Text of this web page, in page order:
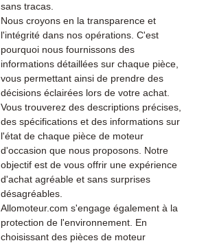
sans tracas.
Nous croyons en la transparence et
l'intégrité dans nos opérations. C'est
pourquoi nous fournissons des
informations détaillées sur chaque pièce,
vous permettant ainsi de prendre des
décisions éclairées lors de votre achat.
Vous trouverez des descriptions précises,
des spécifications et des informations sur
l'état de chaque pièce de moteur
d'occasion que nous proposons. Notre
objectif est de vous offrir une expérience
d'achat agréable et sans surprises
désagréables.
Allomoteur.com s'engage également à la
protection de l'environnement. En
choisissant des pièces de moteur